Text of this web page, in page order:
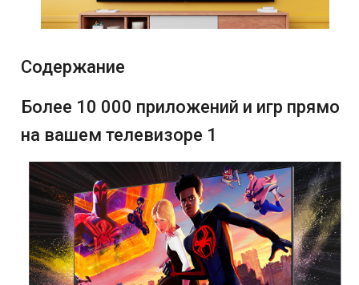
Содержание
Более 10 000 приложений и игр прямо
на вашем телевизоре 1